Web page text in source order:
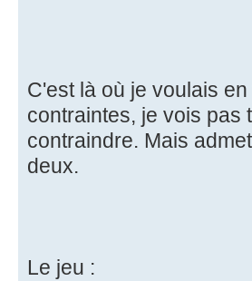
C'est là où je voulais
contraintes, je vois pas
contraindre. Mais
deux.
Le jeu :